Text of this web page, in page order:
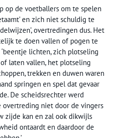
op de voetballers om te spelen
en zich niet schuldig te
overtredingen dus. Het
te doen vallen of pogen te
lichten, zich plotseling
laten vallen, het plotseling
trekken en duwen waren
springen en spel dat gevaar
De scheidsrechter werd
niet door de vingers
zijde kan en zal ook dikwijls
ontaardt en daardoor de